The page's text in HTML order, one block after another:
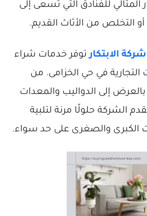
المثالي للفنادق التي تسعى إلى
التخلص من الأثاث القديم.
شركة الابتكارتوفر خدمات شراء
التجارية في حي الخزامى. من
بالعرض إلى الدواليب والمعدات
الشركة حلولًا مرنة لتلبية
الكبرى والصغرى على حد سواء.